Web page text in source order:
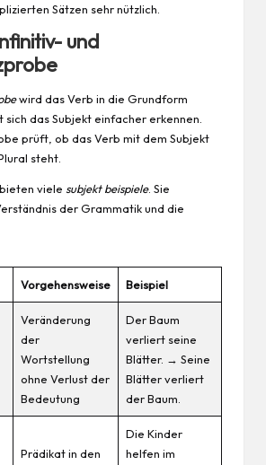
Sätzen sehr nützlich.
und
wird das Verb in die Grundform
sich das Subjekt einfacher erkennen.
prüft, ob das Verb mit dem Subjekt
steht.
viele subjekt beispiele. Sie
der Grammatik und die
Vorgehensweise Beispiel
Veränderung
der
Wortstellung
ohne Verlust der
Bedeutung
Der Baum
verliert seine
Blätter. → Seine
Blätter verliert
der Baum.
Prädikat in den
Die Kinder
helfen im